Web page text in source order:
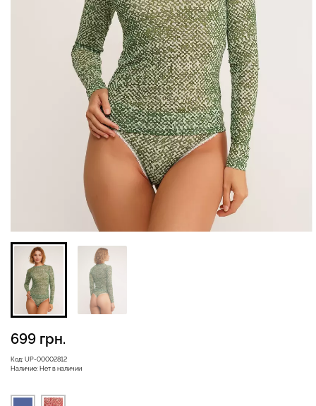
Код: UP-00002812
Наличие: Нет в наличии
699 грн.
Бесшовные леггинсы из
микрофибры LEGGINGS
02 (черный) Giulia
789 грн.
Бесшовная бразилиана с
легкой коррекцией
BRASILIAN SHAPEWEAR
black (черный) Giulia
258 грн.369 грн.
Велосипедки с высокой
(черный) Giulia